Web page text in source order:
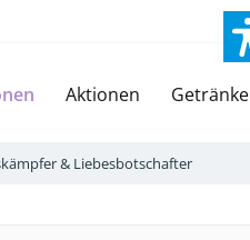
Aktionen Getränke
& Liebesbotschafter